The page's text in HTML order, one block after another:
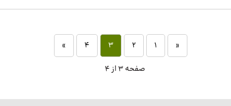
«
1
2
3
4
»
صفحه 3 از 4